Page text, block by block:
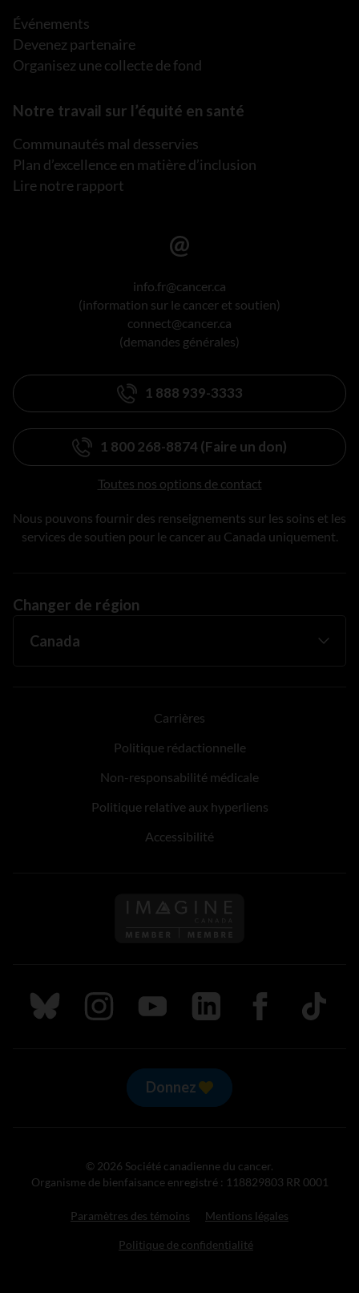
Événements
Devenez partenaire
Organisez une collecte de fond
Notre travail sur l’équité en santé
Communautés mal desservies
Plan d’excellence en matière d’inclusion
Lire notre rapport
info.fr@cancer.ca
(information sur le cancer et soutien)
connect@cancer.ca
(demandes générales)
1 888 939-3333
1 800 268-8874 (Faire un don)
Toutes nos options de contact
Nous pouvons fournir des renseignements sur les soins et les
services de soutien pour le cancer au Canada uniquement.
Changer de région
Carrières
Politique rédactionnelle
Non-responsabilité médicale
Politique relative aux hyperliens
Accessibilité
Suivez nous sur Bluesky
Suivez nous sur Instagram
Suivez nous sur Youtube
Suivez nous sur LinkedIn
Suivez nous sur
TikTok
Donnez
© 2026 Société canadienne du cancer.
Organisme de bienfaisance enregistré : 118829803 RR 0001
Paramètres des témoins Mentions légales
Politique de confidentialité